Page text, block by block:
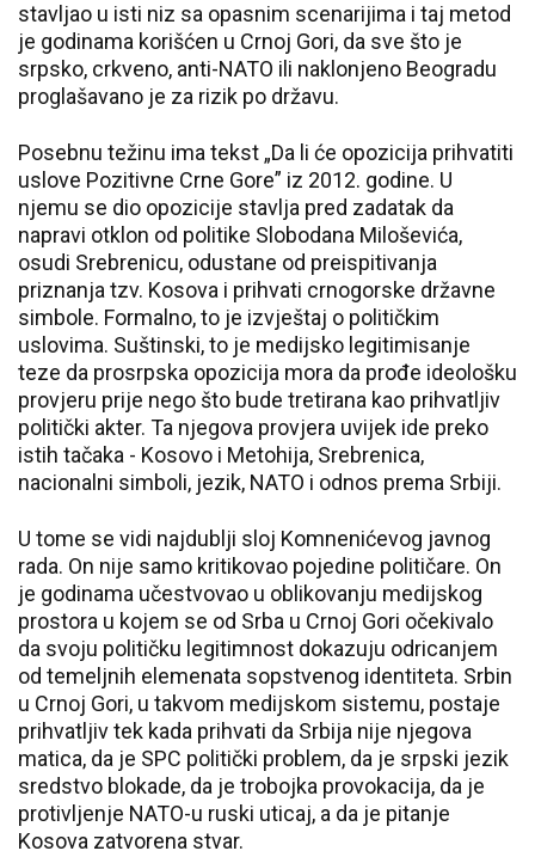
stavljao u isti niz sa opasnim scenarijima i taj metod
je godinama korišćen u Crnoj Gori, da sve što je
srpsko, crkveno, anti-NATO ili naklonjeno Beogradu
proglašavano je za rizik po državu.
Posebnu težinu ima tekst „Da li će opozicija prihvatiti
uslove Pozitivne Crne Gore” iz 2012. godine. U
njemu se dio opozicije stavlja pred zadatak da
napravi otklon od politike Slobodana Miloševića,
osudi Srebrenicu, odustane od preispitivanja
priznanja tzv. Kosova i prihvati crnogorske državne
simbole. Formalno, to je izvještaj o političkim
uslovima. Suštinski, to je medijsko legitimisanje
teze da prosrpska opozicija mora da prođe ideološku
provjeru prije nego što bude tretirana kao prihvatljiv
politički akter. Ta njegova provjera uvijek ide preko
istih tačaka - Kosovo i Metohija, Srebrenica,
nacionalni simboli, jezik, NATO i odnos prema Srbiji.
U tome se vidi najdublji sloj Komnenićevog javnog
rada. On nije samo kritikovao pojedine političare. On
je godinama učestvovao u oblikovanju medijskog
prostora u kojem se od Srba u Crnoj Gori očekivalo
da svoju političku legitimnost dokazuju odricanjem
od temeljnih elemenata sopstvenog identiteta. Srbin
u Crnoj Gori, u takvom medijskom sistemu, postaje
prihvatljiv tek kada prihvati da Srbija nije njegova
matica, da je SPC politički problem, da je srpski jezik
sredstvo blokade, da je trobojka provokacija, da je
protivljenje NATO-u ruski uticaj, a da je pitanje
Kosova zatvorena stvar.